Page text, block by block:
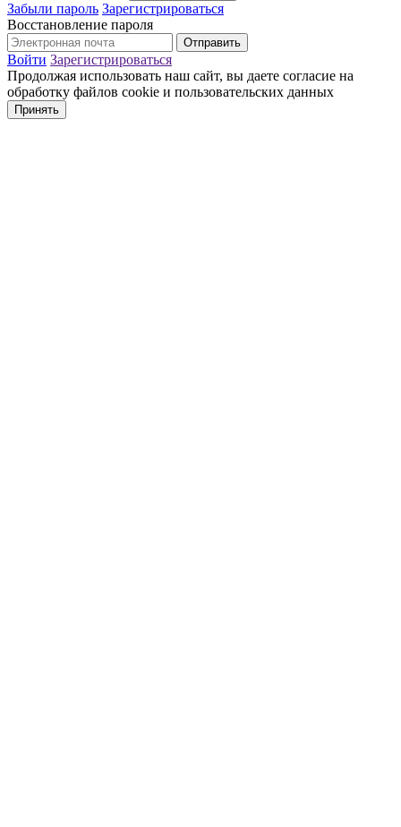
Забыли пароль Зарегистрироваться
Восстановление пароля
Войти Зарегистрироваться
Продолжая использовать наш сайт, вы даете согласие на
обработку файлов cookie и пользовательских данных
Принять